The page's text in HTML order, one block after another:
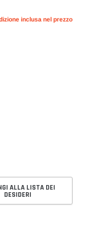
inclusa nel prezzo
ALLA LISTA DEI
DESIDERI